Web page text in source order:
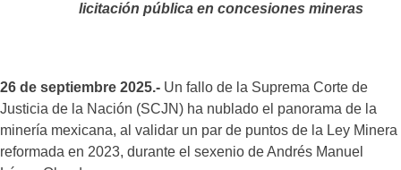
licitación pública en concesiones mineras
26 de septiembre 2025.- Un fallo de la Suprema Corte de
Justicia de la Nación (SCJN) ha nublado el panorama de la
minería mexicana, al validar un par de puntos de la Ley Minera
reformada en 2023, durante el sexenio de Andrés Manuel